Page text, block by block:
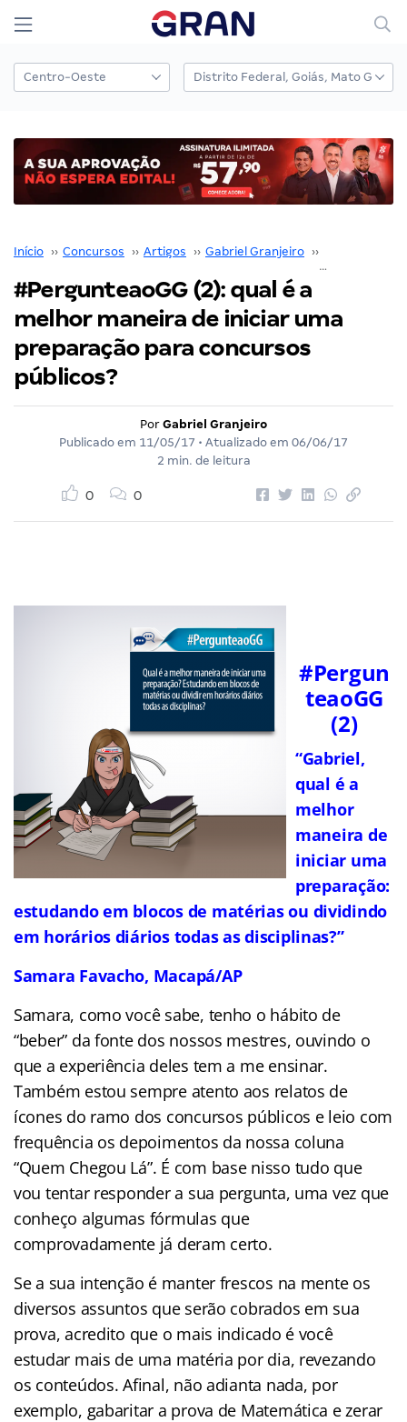
Início ›› Concursos ›› Artigos ›› Gabriel Granjeiro ››
#PergunteaoGG (2): qual é a
melhor maneira de iniciar uma
preparação para concursos
públicos?
Por Gabriel Granjeiro
Publicado em 11/05/17 • Atualizado em 06/06/17
2 min. de leitura
0 0
#Pergun
teaoGG
(2)
“Gabriel,
qual é a
melhor
maneira de
iniciar uma
preparação:
estudando em blocos de matérias ou dividindo
em horários diários todas as disciplinas?”
Samara Favacho, Macapá/AP
Samara, como você sabe, tenho o hábito de
“beber” da fonte dos nossos mestres, ouvindo o
que a experiência deles tem a me ensinar.
Também estou sempre atento aos relatos de
ícones do ramo dos concursos públicos e leio com
frequência os depoimentos da nossa coluna
“Quem Chegou Lá”. É com base nisso tudo que
vou tentar responder a sua pergunta, uma vez que
conheço algumas fórmulas que
comprovadamente já deram certo.
Se a sua intenção é manter frescos na mente os
diversos assuntos que serão cobrados em sua
prova, acredito que o mais indicado é você
estudar mais de uma matéria por dia, revezando
os conteúdos. Afinal, não adianta nada, por
exemplo, gabaritar a prova de Matemática e zerar